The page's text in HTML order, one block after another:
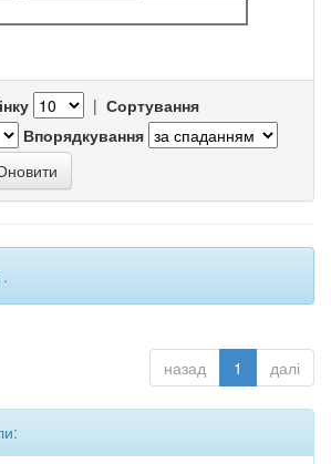
| Сортування
Впорядкування
назад 1 далі